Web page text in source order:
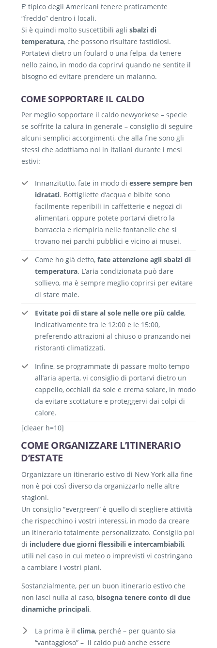
E’ tipico degli Americani tenere praticamente
“freddo” dentro i locali.
Si è quindi molto suscettibili agli sbalzi di
temperatura, che possono risultare fastidiosi.
Portatevi dietro un foulard o una felpa, da tenere
nello zaino, in modo da coprirvi quando ne sentite il
bisogno ed evitare prendere un malanno.
COME SOPPORTARE IL CALDO
Per meglio sopportare il caldo newyorkese – specie
se soffrite la calura in generale – consiglio di seguire
alcuni semplici accorgimenti, che alla fine sono gli
stessi che adottiamo noi in italiani durante i mesi
estivi:
Innanzitutto, fate in modo di essere sempre ben
idratati. Bottigliette d’acqua e bibite sono
facilmente reperibili in caffetterie e negozi di
alimentari, oppure potete portarvi dietro la
borraccia e riempirla nelle fontanelle che si
trovano nei parchi pubblici e vicino ai musei.
Come ho già detto, fate attenzione agli sbalzi di
temperatura. L’aria condizionata può dare
sollievo, ma è sempre meglio coprirsi per evitare
di stare male.
Evitate poi di stare al sole nelle ore più calde,
indicativamente tra le 12:00 e le 15:00,
preferendo attrazioni al chiuso o pranzando nei
ristoranti climatizzati.
Infine, se programmate di passare molto tempo
all’aria aperta, vi consiglio di portarvi dietro un
cappello, occhiali da sole e crema solare, in modo
da evitare scottature e proteggervi dai colpi di
calore.
[cleaer h=10]
COME ORGANIZZARE L’ITINERARIO
D’ESTATE
Organizzare un itinerario estivo di New York alla fine
non è poi così diverso da organizzarlo nelle altre
stagioni.
Un consiglio “evergreen” è quello di scegliere attività
che rispecchino i vostri interessi, in modo da creare
un itinerario totalmente personalizzato. Consiglio poi
di includere due giorni flessibili e intercambiabili,
utili nel caso in cui meteo o imprevisti vi costringano
a cambiare i vostri piani.
Sostanzialmente, per un buon itinerario estivo che
non lasci nulla al caso, bisogna tenere conto di due
dinamiche principali.
La prima è il clima, perché – per quanto sia
“vantaggioso” – il caldo può anche essere